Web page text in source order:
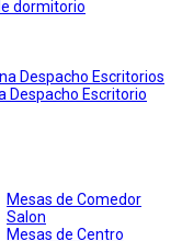
dormitorio
Despacho Escritorios
Despacho Escritorio
Mesas de Comedor
Salon
Mesas de Centro